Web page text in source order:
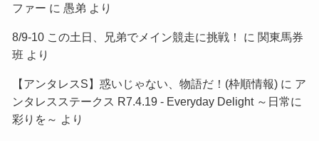
ファー に 愚弟 より
8/9-10 この土日、兄弟でメイン競走に挑戦！ に 関東馬券
班 より
【アンタレスS】惑いじゃない、物語だ！(枠順情報)に ア
ンタレスステークス R7.4.19 - Everyday Delight ～日常に
彩りを～ より